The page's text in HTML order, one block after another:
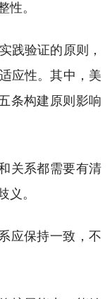
性。
践验证的原则，
应性。其中，美
条构建原则影响
关系都需要有清
义。
应保持一致，不